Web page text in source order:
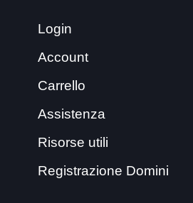
Login
Account
Carrello
Assistenza
Risorse utili
Registrazione Domini